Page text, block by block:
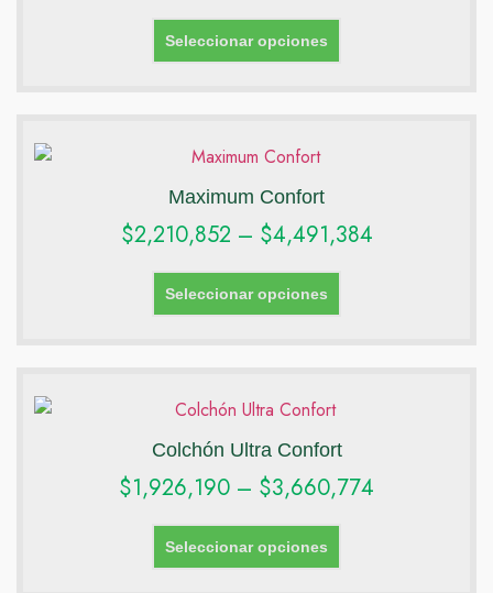
Seleccionar opciones
Maximum Confort
$2,210,852 – $4,491,384
Seleccionar opciones
Colchón Ultra Confort
$1,926,190 – $3,660,774
Seleccionar opciones